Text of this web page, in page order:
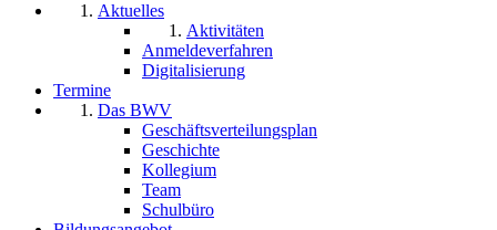
Aktuelles
Aktivitäten
Anmeldeverfahren
Digitalisierung
Termine
Das BWV
Geschäftsverteilungsplan
Geschichte
Kollegium
Team
Schulbüro